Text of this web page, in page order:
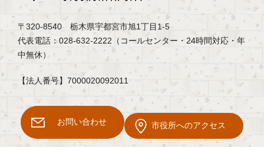
〒320-8540 栃木県宇都宮市旭1丁目1-5
代表電話：028-632-2222（コールセンター・24時間対応・年
中無休）
【法人番号】7000020092011
お問い合わせ 市役所へのアクセス